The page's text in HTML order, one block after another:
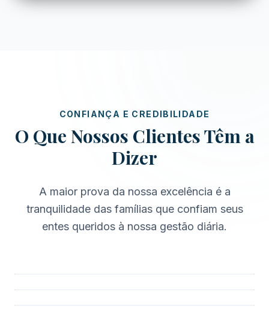
CONFIANÇA E CREDIBILIDADE
O Que Nossos Clientes Têm a
Dizer
A maior prova da nossa excelência é a
tranquilidade das famílias que confiam seus
entes queridos à nossa gestão diária.